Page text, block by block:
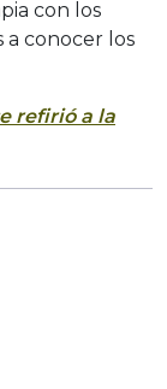
con los
a conocer los
refirió a la